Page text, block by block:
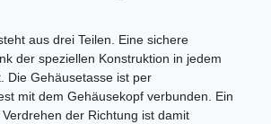
aus drei Teilen. Eine sichere
der speziellen Konstruktion in jedem
Die Gehäusetasse ist per
mit dem Gehäusekopf verbunden. Ein
der Richtung ist damit